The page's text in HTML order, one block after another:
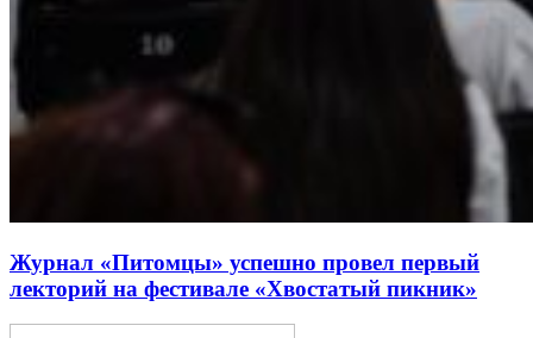
Журнал «Питомцы» успешно провел первый
лекторий на фестивале «Хвостатый пикник»